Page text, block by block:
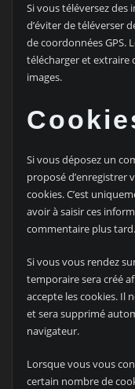
Si vous téléversez des
d’éviter de téléverser
de coordonnées GPS.
télécharger et extraire
images.
Si vous déposez un
proposé d’enregistrer
cookies. C’est
avoir à saisir ces
commentaire plus
Si vous vous rendez
temporaire sera créé
accepte les cookies. Il
et sera supprimé
navigateur.
Lorsque vous vous
certain nombre de